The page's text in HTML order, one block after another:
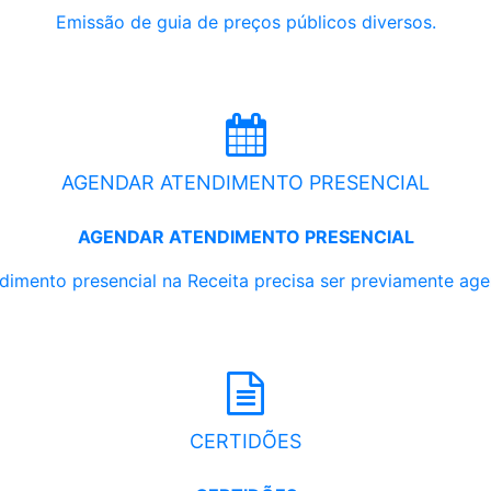
Emissão de guia de preços públicos diversos.
AGENDAR ATENDIMENTO PRESENCIAL
AGENDAR ATENDIMENTO PRESENCIAL
presencial na Receita precisa ser previamente
CERTIDÕES